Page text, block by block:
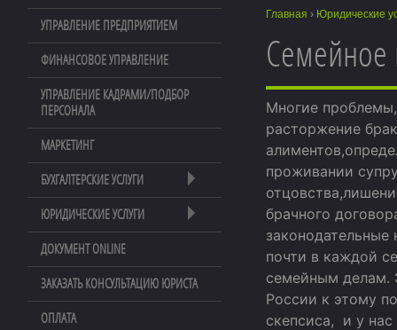
Главная › Юридические
Семейное
Многие
расторжение
проживании
брачного
почти в каждой
семейным делам.
России к этому
скепсиса, и у
УПРАВЛЕНИЕ ПРЕДПРИЯТИЕМ
ФИНАНСОВОЕ УПРАВЛЕНИЕ
УПРАВЛЕНИЕ КАДРАМИ/ПОДБОР
ПЕРСОНАЛА
МАРКЕТИНГ
БУХГАЛТЕРСКИЕ УСЛУГИ
ЮРИДИЧЕСКИЕ УСЛУГИ
ДОКУМЕНТ ONLINE
ЗАКАЗАТЬ КОНСУЛЬТАЦИЮ ЮРИСТА
ОПЛАТА